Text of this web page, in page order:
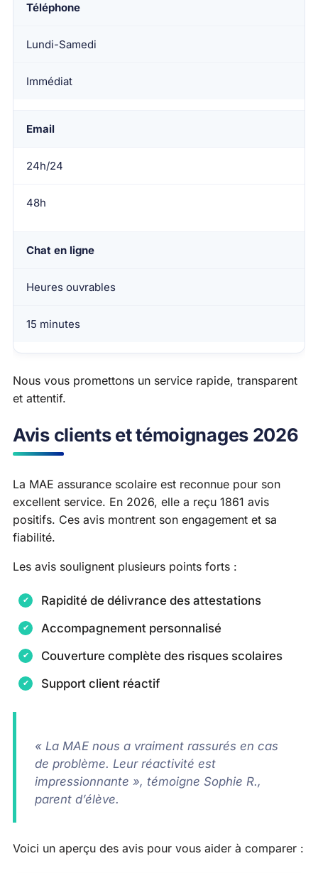
Téléphone
Lundi-Samedi
Immédiat
Email
24h/24
48h
Chat en ligne
Heures ouvrables
15 minutes
Nous vous promettons un service rapide, transparent
et attentif.
Avis clients et témoignages 2026
La MAE assurance scolaire est reconnue pour son
excellent service. En 2026, elle a reçu 1861 avis
positifs. Ces avis montrent son engagement et sa
fiabilité.
Les avis soulignent plusieurs points forts :
Rapidité de délivrance des attestations
Accompagnement personnalisé
Couverture complète des risques scolaires
Support client réactif
« La MAE nous a vraiment rassurés en cas
de problème. Leur réactivité est
impressionnante », témoigne Sophie R.,
parent d’élève.
Voici un aperçu des avis pour vous aider à comparer :